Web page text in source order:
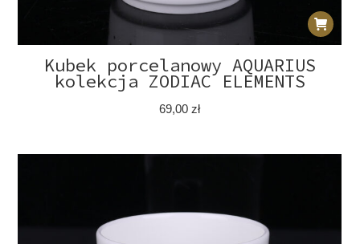
Kubek porcelanowy AQUARIUS
kolekcja ZODIAC ELEMENTS
69,00 zł